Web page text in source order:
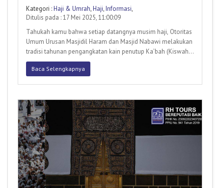
Kategori :Haji & Umrah,Haji,Informasi,
Ditulis pada : 17 Mei 2025, 11:00:09
Tahukah kamu bahwa setiap datangnya musim haji, Otoritas
Umum Urusan Masjidil Haram dan Masjid Nabawi melakukan
tradisi tahunan pengangkatan kain penutup Ka’bah (Kiswah).
Pros
Baca Selengkapnya